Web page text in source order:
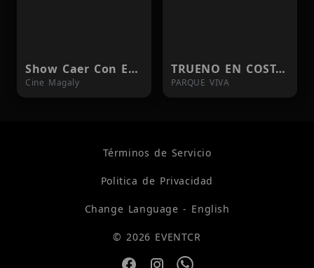
Show Caer Con Estilo
Cine Magaly
TRUENO EN COSTA RICA
PARQUE VIVA
Términos de Servicio
Politica de Privacidad
Change Language - English
© 2026 EVENTCR